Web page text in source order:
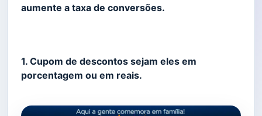
aumente a taxa de conversões.
1. Cupom de descontos sejam eles em
porcentagem ou em reais.